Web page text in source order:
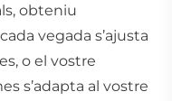
obteniu
vegada s’ajusta
o el vostre
s’adapta al vostre